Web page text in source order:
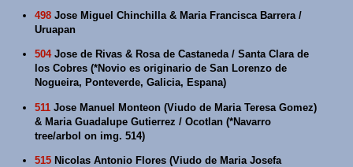
498 Jose Miguel Chinchilla & Maria Francisca Barrera /
Uruapan
504Jose de Rivas & Rosa de Castaneda / Santa Clara de
los Cobres (*Novio es originario de San Lorenzo de
Nogueira, Ponteverde, Galicia, Espana)
511 Jose Manuel Monteon (Viudo de Maria Teresa Gomez)
& Maria Guadalupe Gutierrez / Ocotlan (*Navarro
tree/arbol on img. 514)
515 Nicolas Antonio Flores (Viudo de Maria Josefa